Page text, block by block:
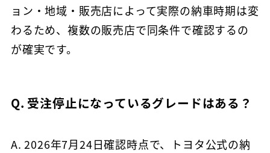
ョン・地域・販売店によって実際の納車時期は変
わるため、複数の販売店で同条件で確認するの
が確実です。
Q. 受注停止になっているグレードはある？
A. 2026年7月24日確認時点で、トヨタ公式の納